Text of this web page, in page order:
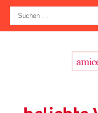
Zum
Inhalt
springen
nach: